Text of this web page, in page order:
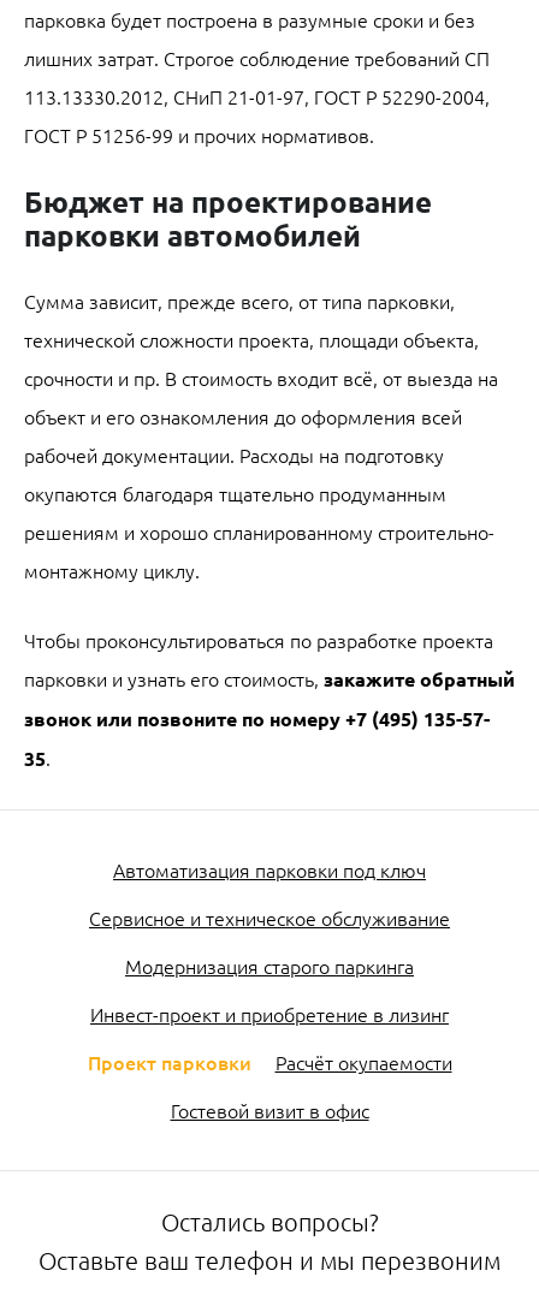
парковка будет построена в разумные сроки и без
лишних затрат. Строгое соблюдение требований СП
113.13330.2012, СНиП 21-01-97, ГОСТ Р 52290-2004,
ГОСТ Р 51256-99 и прочих нормативов.
Бюджет на проектирование
парковки автомобилей
Сумма зависит, прежде всего, от типа парковки,
технической сложности проекта, площади объекта,
срочности и пр. В стоимость входит всё, от выезда на
объект и его ознакомления до оформления всей
рабочей документации. Расходы на подготовку
окупаются благодаря тщательно продуманным
решениям и хорошо спланированному строительно-
монтажному циклу.
Чтобы проконсультироваться по разработке проекта
парковки и узнать его стоимость, закажите обратный
звонок или позвоните по номеру +7 (495) 135-57-
35.
Автоматизация парковки под ключ
Сервисное и техническое обслуживание
Модернизация старого паркинга
Инвест-проект и приобретение в лизинг
Проект парковки
Расчёт окупаемости
Гостевой визит в офис
Остались вопросы?
Оставьте ваш телефон и мы перезвоним